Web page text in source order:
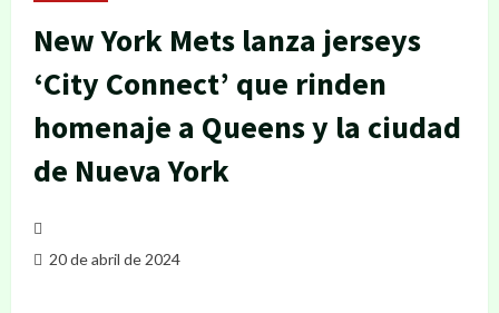
New York Mets lanza jerseys
‘City Connect’ que rinden
homenaje a Queens y la ciudad
de Nueva York
20 de abril de 2024